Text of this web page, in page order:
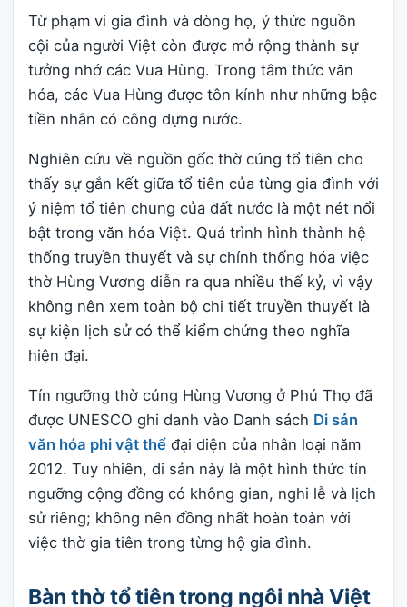
Từ phạm vi gia đình và dòng họ, ý thức nguồn
cội của người Việt còn được mở rộng thành sự
tưởng nhớ các Vua Hùng. Trong tâm thức văn
hóa, các Vua Hùng được tôn kính như những bậc
tiền nhân có công dựng nước.
Nghiên cứu về nguồn gốc thờ cúng tổ tiên cho
thấy sự gắn kết giữa tổ tiên của từng gia đình với
ý niệm tổ tiên chung của đất nước là một nét nổi
bật trong văn hóa Việt. Quá trình hình thành hệ
thống truyền thuyết và sự chính thống hóa việc
thờ Hùng Vương diễn ra qua nhiều thế kỷ, vì vậy
không nên xem toàn bộ chi tiết truyền thuyết là
sự kiện lịch sử có thể kiểm chứng theo nghĩa
hiện đại.
Tín ngưỡng thờ cúng Hùng Vương ở Phú Thọ đã
được UNESCO ghi danh vào Danh sách Di sản
văn hóa phi vật thể đại diện của nhân loại năm
2012. Tuy nhiên, di sản này là một hình thức tín
ngưỡng cộng đồng có không gian, nghi lễ và lịch
sử riêng; không nên đồng nhất hoàn toàn với
việc thờ gia tiên trong từng hộ gia đình.
Bàn thờ tổ tiên trong ngôi nhà Việt